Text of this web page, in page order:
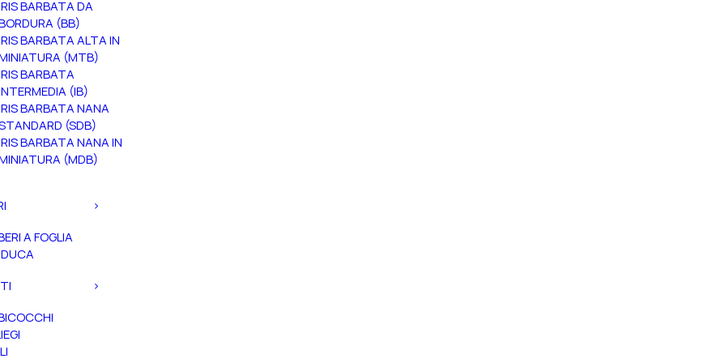
BARBATA DA
(BB)
BARBATA ALTA IN
(MTB)
BARBATA
(IB)
BARBATA NANA
(SDB)
BARBATA NANA IN
(MDB)
A FOGLIA